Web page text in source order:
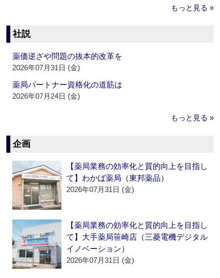
もっと見る »
社説
薬価逆ざや問題の抜本的改革を
2026年07月31日 (金)
薬局パートナー資格化の道筋は
2026年07月24日 (金)
もっと見る »
企画
【薬局業務の効率化と質的向上を目指し
て】わかば薬局（東邦薬品）
2026年07月31日 (金)
【薬局業務の効率化と質的向上を目指し
て】大手薬局笹崎店（三菱電機デジタル
イノベーション）
2026年07月31日 (金)